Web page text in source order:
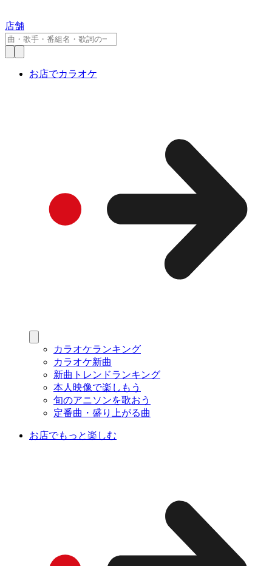
店舗
お店でカラオケ
カラオケランキング
カラオケ新曲
新曲トレンドランキング
本人映像で楽しもう
旬のアニソンを歌おう
定番曲・盛り上がる曲
お店でもっと楽しむ